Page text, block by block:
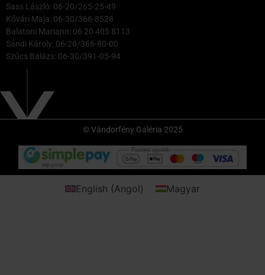
Sass László: 06-20/265-25-49
Kővári Maja: 06-30/366-8528
Balatoni Mariann: 06 20 405 8113
Sándi Károly: 06-20/366-80-00
Szűcs Balázs: 06-30/391-05-94
© Vándorfény Galéria 2025
English (Angol) Magyar